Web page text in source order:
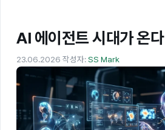
AI 에이전트 시대가 온다
23.06.2026 작성자:SS Mark